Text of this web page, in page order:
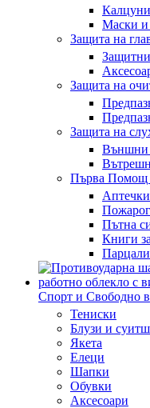
Калцуни
Маски и
Защита на
Защита на
Защита на
Външни
Първа Помощ
Пътна
Книги
Парцали
Спорт и Свободно
Тениски
Блузи и
Якета
Елеци
Шапки
Обувки
Аксесоари